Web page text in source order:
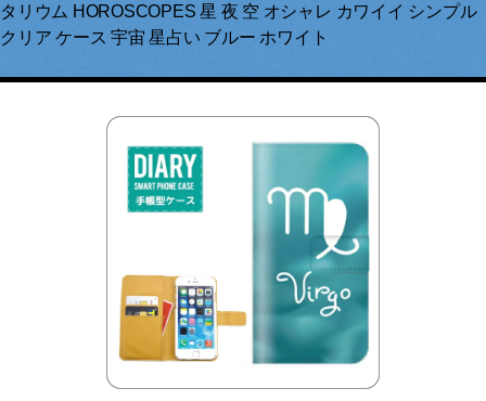
タリウム HOROSCOPES 星 夜 空 オシャレ カワイイ シンプル
クリア ケース 宇宙 星占い ブルー ホワイト